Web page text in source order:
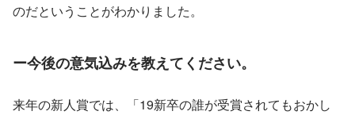
のだということがわかりました。
ー今後の意気込みを教えてください。
来年の新人賞では、「19新卒の誰が受賞されてもおかし